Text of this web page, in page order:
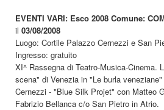
EVENTI VARI: Esco 2008 Comune:
il 03/08/2008
Luogo: Cortile Palazzo Cernezzi e San
Ingresso: gratuito
XI^ Rassegna di Teatro-Musica-Cinema.
scena" di Venezia in "Le burla
Cernezzi - "Blue Silk Projet" con Matteo
Fabrizio Bellanca c/o San Pietro in Atrio.